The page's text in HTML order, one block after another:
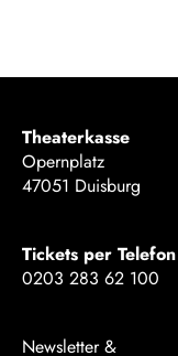
Theaterkasse
Opernplatz
47051 Duisburg
Tickets per Telefon
0203 283 62 100
Newsletter &